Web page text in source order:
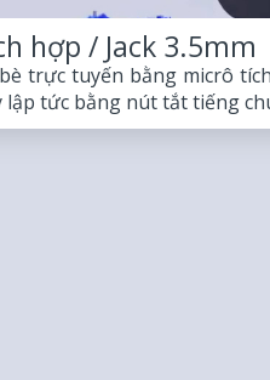
hợp / Jack 3.5mm
trực tuyến bằng micrô
tức bằng nút tắt tiếng